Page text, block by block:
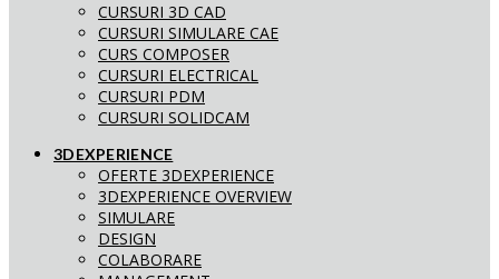
CURSURI 3D CAD
CURSURI SIMULARE CAE
CURS COMPOSER
CURSURI ELECTRICAL
CURSURI PDM
CURSURI SOLIDCAM
3DEXPERIENCE
OFERTE 3DEXPERIENCE
3DEXPERIENCE OVERVIEW
SIMULARE
DESIGN
COLABORARE